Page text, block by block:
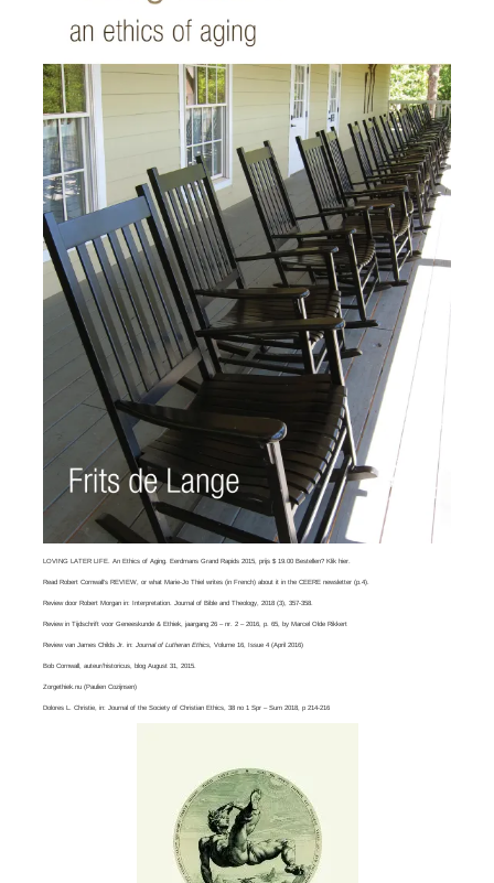
LOVING LATER LIFE. An Ethics of Aging. Eerdmans Grand Rapids 2015, prijs $ 19.00 Bestellen? Klikhier
ReadRobert Cornwall’s REVIEW , or whatMarie-Jo Thiel writes (in French) about it in the CEERE newsletter (p.4).
Review door Robert Morgan in:Interpretation. Journal of Bible and Theology , 2018 (3), 357-358.
Review in Tijdschrift voor Geneeskunde & Ethiek, jaargang 26 – nr. 2 – 2016, p. 65, byMarcel Olde Rikkert
Review van James Childs Jr . in: Journal of Lutheran Ethics,Volume 16, Issue 4​ (April 2016)
Bob Cornwall , auteur/historicus, blog August 31, 2015.
Zorgethiek.nu (Paulien Cozijnsen)
Dolores L. Christie, in: Journal of the Society of Christian Ethics , 38 no 1 Spr – Sum 2018, p 214-216